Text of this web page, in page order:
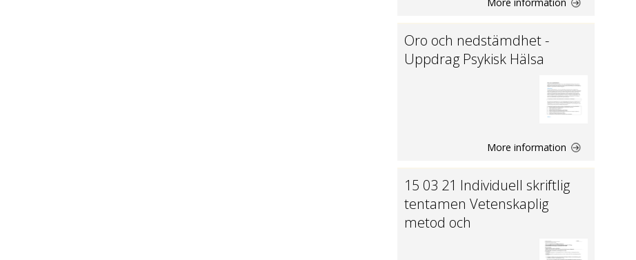
Oro och nedstämdhet -
Uppdrag Psykisk Hälsa
More information
15 03 21 Individuell skriftlig
tentamen Vetenskaplig
metod och